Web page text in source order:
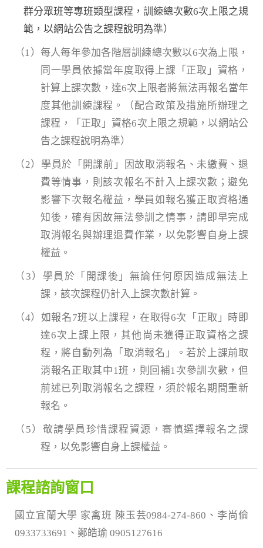
群分眾班等專班類型課程，訓練總次數6次上限之規
範，以網站公告之課程說明為準）
（1）每人每年參加各階層訓練總次數以6次為上限，
同一學員依據當年度取得上課「正取」資格，
計算上課次數，達6次上限者將無法再報名當年
度其他訓練課程。（配合政策及措施所辦理之
課程，「正取」資格6次上限之規範，以網站公
告之課程說明為準）
（2）學員於「開課前」因故取消報名、未繳費、退
費等情事，則該次報名不計入上課次數；避免
影響下次報名權益，學員如報名獲正取資格通
知後，確有因故無法參訓之情事，請即早完成
取消報名與辦理退費作業，以免影響自身上課
權益。
（3）學員於「開課後」無論任何原因造成無法上
課，該次課程仍計入上課次數計算。
（4）如報名7班以上課程，在取得6次「正取」時即
達6次上課上限，其他尚未獲得正取資格之課
程，將自動列為「取消報名」。若於上課前取
消報名正取其中1班，則回補1次參訓次數，但
前述已列取消報名之課程，須於報名期間重新
報名。
（5）敬請學員珍惜課程資源，審慎選擇報名之課
程，以免影響自身上課權益。
課程諮詢窗口
國立宜蘭大學 家禽班 陳玉芸0984-274-860、李尚倫
0933733691、鄭皓瑜 0905127616